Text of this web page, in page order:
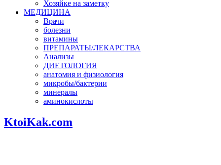
Хозяйке на заметку
МЕДИЦИНА
Врачи
болезни
витамины
ПРЕПАРАТЫ/ЛЕКАРСТВА
Анализы
ДИЕТОЛОГИЯ
анатомия и физиология
микробы/бактерии
минералы
аминокислоты
KtoiKak.com